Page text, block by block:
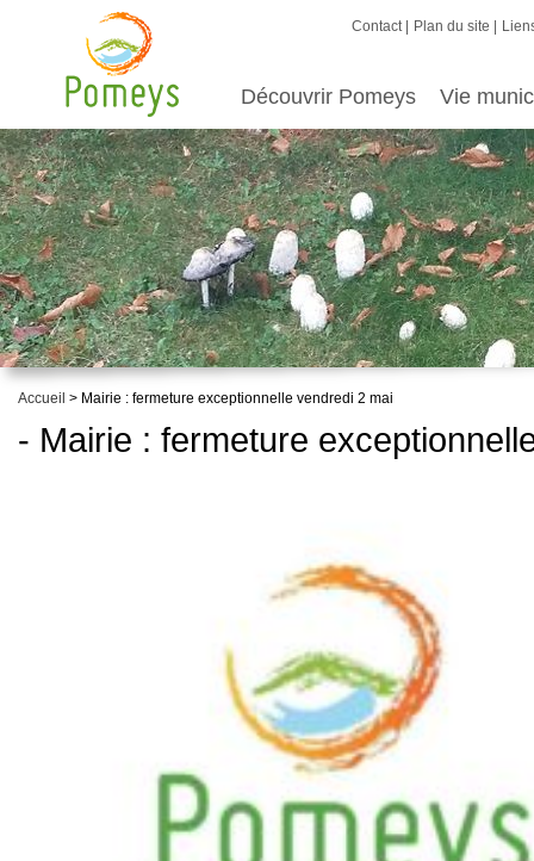
Contact Plan du site
Découvrir Pomeys Vie
Accueil > Mairie : fermeture exceptionnelle vendredi 2 mai
- Mairie : fermeture